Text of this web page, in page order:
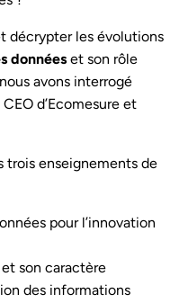
décrypter les évolutions
données et son rôle
avons interrogé
CEO d’Ecomesure et
trois enseignements de
pour l’innovation
son caractère
des informations